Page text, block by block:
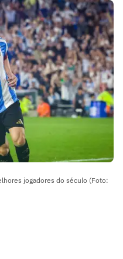
jogadores do século (Foto: